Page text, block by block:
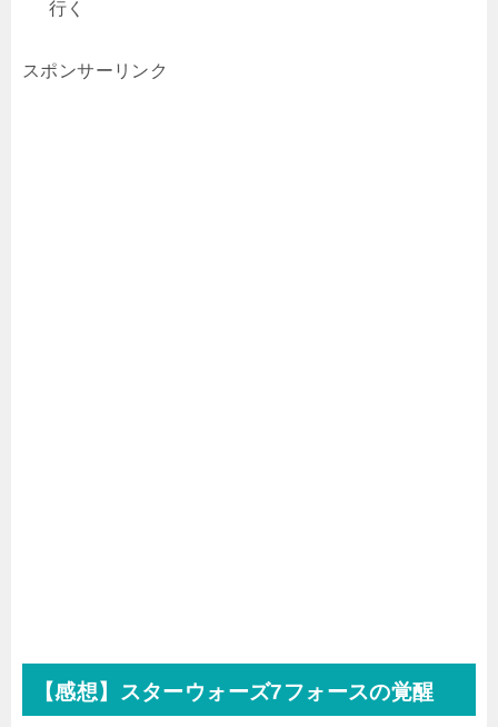
行く
スポンサーリンク
【感想】スターウォーズ7フォースの覚醒